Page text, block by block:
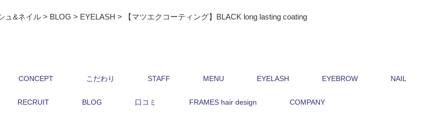
ュ&ネイル > BLOG > EYELASH > 【マツエクコーティング】BLACK long lasting coating
CONCEPT こだわり STAFF MENU EYELASH EYEBROW NAIL
RECRUIT BLOG 口コミ FRAMES hair design COMPANY